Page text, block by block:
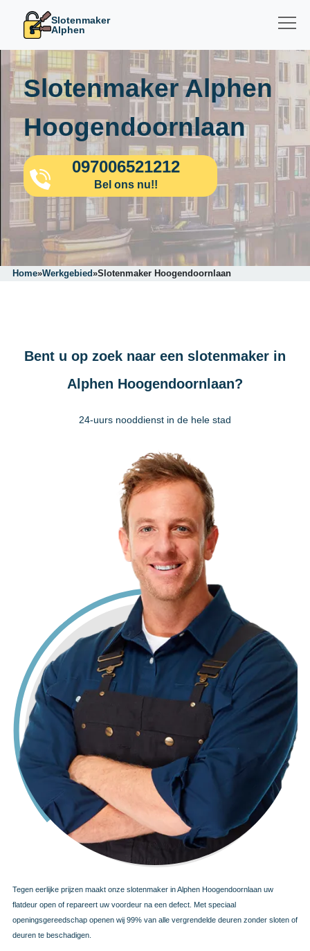
Slotenmaker
Alphen
Slotenmaker Alphen
Hoogendoornlaan
097006521212
Bel ons nu!!
Home»Werkgebied»Slotenmaker Hoogendoornlaan
Bent u op zoek naar een slotenmaker in
Alphen Hoogendoornlaan?
24-uurs nooddienst in de hele stad
Tegen eerlijke prijzen maakt onze slotenmaker in Alphen Hoogendoornlaan uw
flatdeur open of repareert uw voordeur na een defect. Met speciaal
openingsgereedschap openen wij 99% van alle vergrendelde deuren zonder sloten of
deuren te beschadigen.